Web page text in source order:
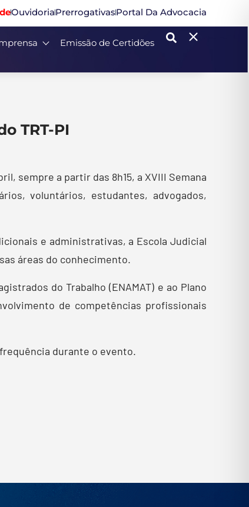
OuvidoriaPrerrogativasPortal Da Advocacia
Emissão de Certidões
TRT-PI
sempre a partir das 8h15, a XVIII Semana
voluntários, estudantes, advogados,
e administrativas, a Escola Judicial
áreas do conhecimento.
do Trabalho (ENAMAT) e ao Plano
de competências profissionais
durante o evento.